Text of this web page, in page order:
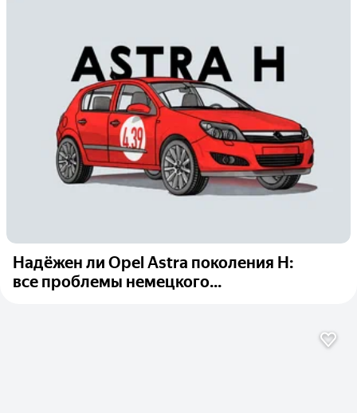
Надёжен ли Opel Astra поколения H:
все проблемы немецкого...